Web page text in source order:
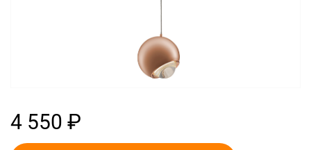
4 550 ₽